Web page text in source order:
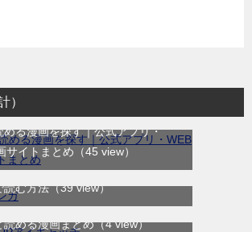
）
める漫画を探す｜公式アプリ・
サイトまとめ （45 view）
サイト一覧｜ブラウザで無料漫画
読む方法（39 view）
は無料で読める？作品チケットの
読める漫画まとめ（4 view）